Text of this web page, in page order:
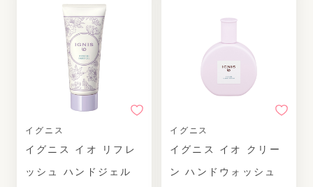
イグニス
イグニス イオ リフレ
ッシュ ハンドジェル
イグニス
イグニス イオ クリー
ン ハンドウォッシュ